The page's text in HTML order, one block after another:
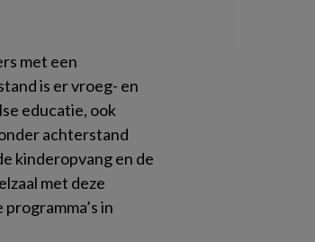
met een
is er vroeg- en
educatie, ook
achterstand
kinderopvang en de
met deze
in